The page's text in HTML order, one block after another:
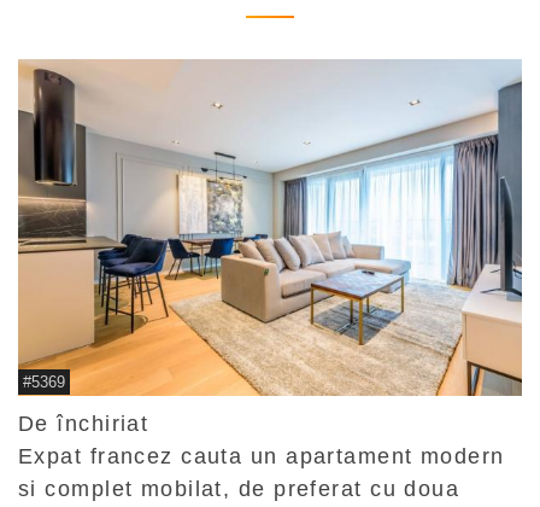
#5369
De închiriat
Expat francez cauta un apartament modern
si complet mobilat, de preferat cu doua